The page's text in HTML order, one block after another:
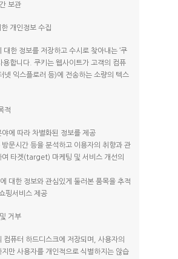
보관
개인정보 수집
대한 정보를 저장하고 수시로 찾아내는 ‘쿠
용합니다. 쿠키는 웹사이트가 고객의 컴퓨
넷 익스플로러 등)에 전송하는 소량의 텍스
적
야에 따라 차별화된 정보를 제공
방문시간 등을 분석하고 이용자의 취향과 관
여 타겟(target) 마케팅 및 서비스 개선의
대한 정보와 관심있게 둘러본 품목을 추적
핑서비스 제공
거부
컴퓨터 하드디스크에 저장되며, 사용자의
지만 사용자를 개인적으로 식별하지는 않습